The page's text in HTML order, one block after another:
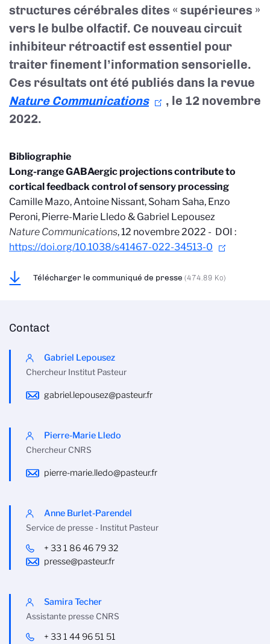
structures cérébrales dites « supérieures »
vers le bulbe olfactif. Ce nouveau circuit
inhibiteur rétroactif est essentiel pour
traiter finement l’information sensorielle.
Ces résultats ont été publiés dans la revue
Nature Communications
, le 12 novembre
2022.
Bibliographie
Long-range GABAergic projections contribute to
cortical feedback control of sensory processing
Camille Mazo, Antoine Nissant, Soham Saha, Enzo
Peroni, Pierre-Marie Lledo & Gabriel Lepousez
Nature Communications, 12 novembre 2022 - DOI :
https://doi.org/10.1038/s41467-022-34513-0
Télécharger le communiqué de presse (474.89 Ko)
Contact
Gabriel Lepousez
Chercheur Institut Pasteur
gabriel.lepousez@pasteur.fr
Pierre-Marie Lledo
Chercheur CNRS
pierre-marie.lledo@pasteur.fr
Anne Burlet-Parendel
Service de presse - Institut Pasteur
+ 33 1 86 46 79 32
presse@pasteur.fr
Samira Techer
Assistante presse CNRS
+ 33 1 44 96 51 51